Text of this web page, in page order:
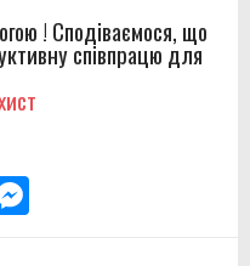
! Сподіваємося, що
співпрацю для
Messenger